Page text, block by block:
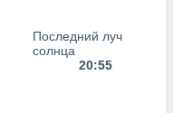
Последний луч
солнца
20:55